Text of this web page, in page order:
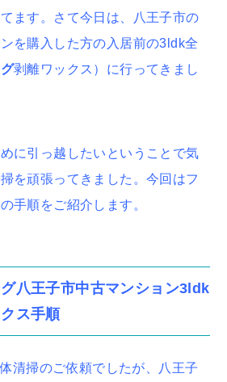
ます。さて今日は、八王子市の
を購入した方の入居前の3ldk全
剥離ワックス）に行ってきまし
に引っ越したいということで気
を頑張ってきました。今回はフ
手順をご紹介します。
八王子市中古マンション3ldk
ス手順
清掃のご依頼でしたが、八王子